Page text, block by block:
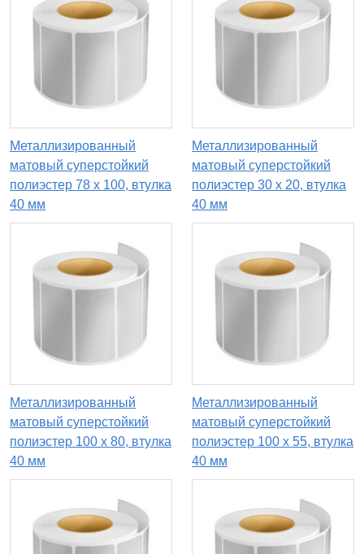
Металлизированный
матовый суперстойкий
полиэстер 78 x 100, втулка
40 мм
Металлизированный
матовый суперстойкий
полиэстер 30 x 20, втулка
40 мм
Металлизированный
матовый суперстойкий
полиэстер 100 x 80, втулка
40 мм
Металлизированный
матовый суперстойкий
полиэстер 100 x 55, втулка
40 мм